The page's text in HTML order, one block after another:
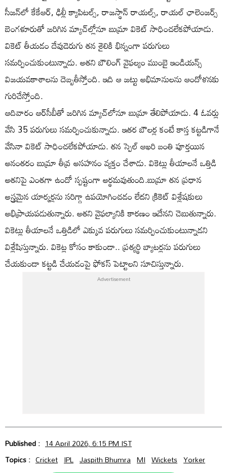
సీజన్‌లో కేకేఆర్, ఢిల్లీ క్యాపిటల్స్, రాజస్థాన్ రాయల్స్, రాయల్ ఛాలెంజర్స్
బెంగళూరుతో జరిగిన మ్యాచ్‌ల్లోనూ బుమ్రా వికెట్ సాధించలేకపోయాడు.
వికెట్ తీయడం దేవుడెరుగు తన శైలికి భిన్నంగా పరుగులు
సమర్పించుకుంటున్నాడు. అతని బౌలింగ్ వైఫల్యం ముంబై ఇండియన్స్
విజయవకాశాలను దెబ్బతీస్తోంది. ఇది ఆ జట్టు అభిమానులను ఆందోళనకు
గురిచేస్తోంది.
ఆదివారం ఆర్‌సీబీతో జరిగిన మ్యాచ్‌లోనూ బుమ్రా తేలిపోయాడు. 4 ఓవర్లు
వేసి 35 పరుగులు సమర్పించుకున్నాడు. ఇతర బౌలర్ల కంటే కాస్త కట్టడిగానే
వేసినా వికెట్ సాధించలేకపోయాడు. తన స్పెల్ ఆఖరి బంతి పూర్తయిన
అనంతరం బుమ్రా తీవ్ర అసహనం వ్యక్తం చేశాడు. వికెట్లు తీయాలనే ఒత్తిడి
అతనిపై ఎంతగా ఉందో స్పష్టంగా అర్థమవుతుంది.బుమ్రా తన ప్రధాన
అస్త్రమైన యార్కర్లను సరిగ్గా ఉపయోగించడం లేదని క్రికెట్ విశ్లేషకులు
అభిప్రాయపడుతున్నారు. అతని వైఫల్యానికి కారణం ఇదేనని చెబుతున్నారు.
వికెట్లు తీయాలనే ఒత్తిడిలో ఎక్కువ పరుగులు సమర్పించుకుంటున్నాడని
విశ్లేషిస్తున్నారు. వికెట్ల కోసం కాకుండా.. ప్రత్యర్థి బ్యాటర్లను పరుగులు
చేయకుండా కట్టడి చేయడంపై ఫోకస్ పెట్టాలని సూచిస్తున్నారు.
Published : 14 April 2026, 6:15 PM IST
Topics : Cricket IPL Jaspith Bhumra MI Wickets Yorker